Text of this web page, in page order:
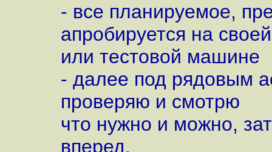
- все планируемое,
апробируется на своей
или тестовой машине
- далее под рядовым
проверяю и смотрю
что нужно и можно,
вперед.